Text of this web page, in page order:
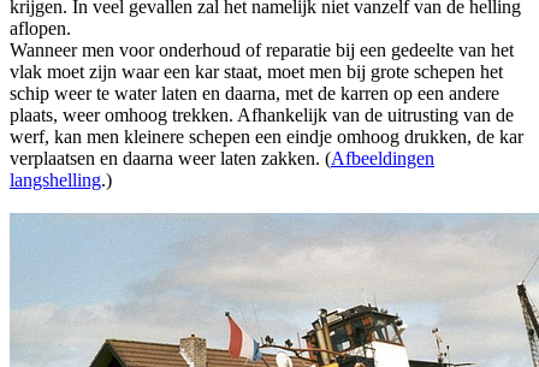
krijgen. In veel gevallen zal het namelijk niet vanzelf van de helling
aflopen.
Wanneer men voor onderhoud of reparatie bij een gedeelte van het
vlak moet zijn waar een kar staat, moet men bij grote schepen het
schip weer te water laten en daarna, met de karren op een andere
plaats, weer omhoog trekken. Afhankelijk van de uitrusting van de
werf, kan men kleinere schepen een eindje omhoog drukken, de kar
verplaatsen en daarna weer laten zakken. (Afbeeldingen
langshelling.)